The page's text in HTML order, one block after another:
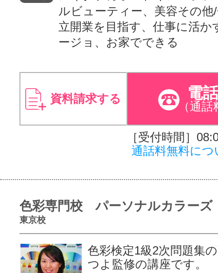
ルビューティー、美容その他
立開業を目指す、仕事に活か
ージョ、お家でできる
資料請求する 電
（通話
［受付時間］
通話料無料につ
色彩専門校 パーソナルカラーズ
東京校
色彩検定1級2次問題集
つよ監修の講座です。